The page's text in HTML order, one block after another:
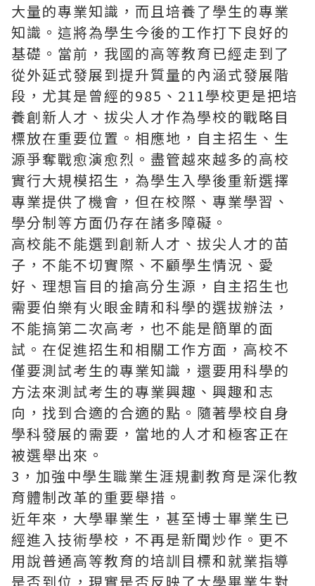
大量的專業知識，而且培養了學生的專業
知識。這將為學生今後的工作打下良好的
基礎。當前，我國的高等教育已經走到了
從外延式發展到提升質量的內涵式發展階
段，尤其是曾經的985、211學校更是把培
養創新人才、拔尖人才作為學校的戰略目
標放在重要位置。相應地，自主招生、生
源爭奪戰愈演愈烈。盡管越來越多的高校
實行大規模招生，為學生入學後重新選擇
專業提供了機會，但在校際、專業學習、
學分制等方面仍存在諸多障礙。
高校能不能選到創新人才、拔尖人才的苗
子，不能不切實際、不顧學生情況、愛
好、理想盲目的搶高分生源，自主招生也
需要伯樂有火眼金睛和科學的選拔辦法，
不能搞第二次高考，也不能是簡單的面
試。在促進招生和相關工作方面，高校不
僅要測試考生的專業知識，還要用科學的
方法來測試考生的專業興趣、興趣和志
向，找到合適的合適的點。隨著學校自身
學科發展的需要，當地的人才和極客正在
被選舉出來。
3，加強中學生職業生涯規劃教育是深化教
育體制改革的重要舉措。
近年來，大學畢業生，甚至博士畢業生已
經進入技術學校，不再是新聞炒作。更不
用說普通高等教育的培訓目標和就業指導
是否到位，現實是否反映了大學畢業生對